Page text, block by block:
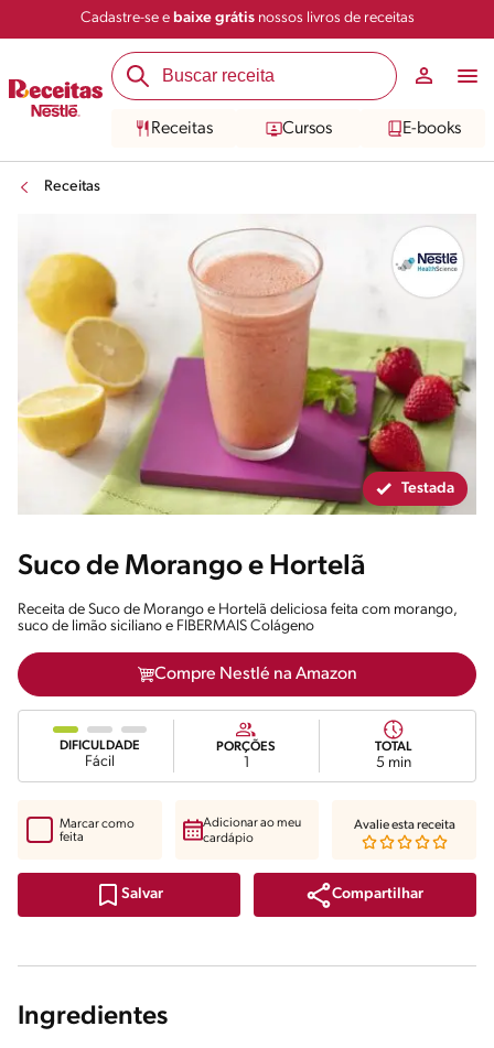
Cadastre-se e baixe grátisnossos livros de receitas
Receitas Cursos E-books
Receitas
Salvar Compartilhar
Testada
Suco de Morango e Hortelã
Receita de Suco de Morango e Hortelã deliciosa feita com morango,
suco de limão siciliano e FIBERMAIS Colágeno
Compre Nestlé na Amazon
DIFICULDADE
Fácil
PORÇÕES
1
TOTAL
5 min
Salvar Compartilhar
Marcar como
feita
Adicionar ao meu
cardápio
Avalie esta receita
Ingredientes